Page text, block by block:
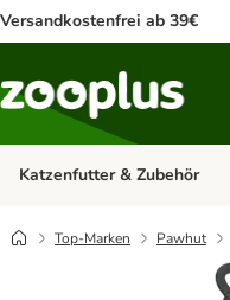
Versandkostenfrei ab 39€
Katzenfutter & Zubehör
Top-Marken Pawhut